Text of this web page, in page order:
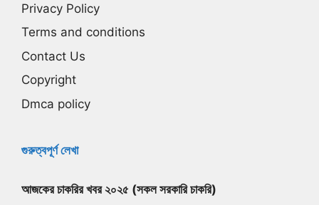
Privacy Policy
Terms and conditions
Contact Us
Copyright
Dmca policy
গুরুত্বপূর্ণ লেখা
আজকের চাকরির খবর ২০২৫ (সকল সরকারি চাকরি)